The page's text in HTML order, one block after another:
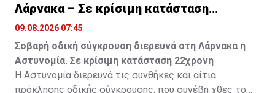
Λάρνακα – Σε κρίσιμη κατάσταση
22χρονη
09.08.2026 07:45
Σοβαρή οδική σύγκρουση διερευνά στη Λάρνακα η
Αστυνομία. Σε κρίσιμη κατάσταση 22χρονη
Η Αστυνομία διερευνά τις συνθήκες και αίτια
πρόκλησης οδικής σύγκρουσης, που συνέβη χθες το